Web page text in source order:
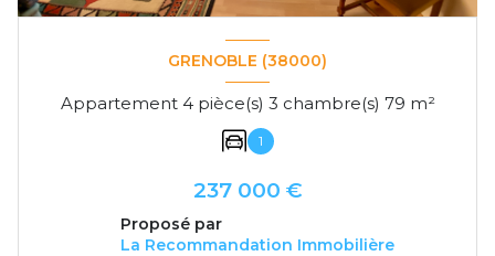
GRENOBLE (38000)
Appartement 4 pièce(s) 3 chambre(s) 79 m²
1
237 000 €
Proposé par
La Recommandation Immobilière